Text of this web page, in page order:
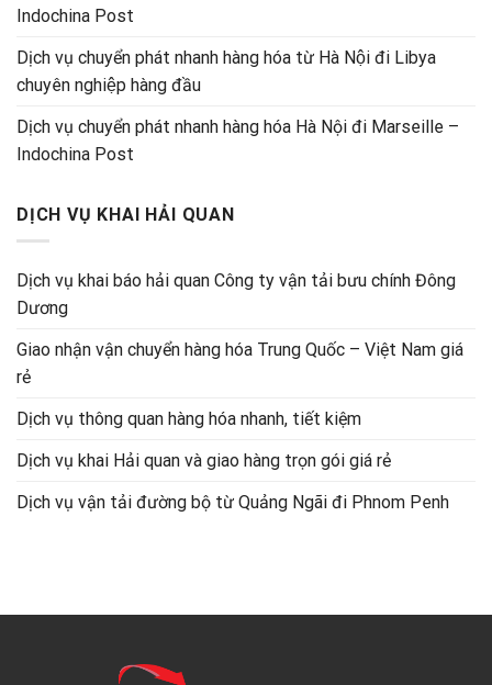
Indochina Post
Dịch vụ chuyển phát nhanh hàng hóa từ Hà Nội đi Libya
chuyên nghiệp hàng đầu
Dịch vụ chuyển phát nhanh hàng hóa Hà Nội đi Marseille –
Indochina Post
DỊCH VỤ KHAI HẢI QUAN
Dịch vụ khai báo hải quan Công ty vận tải bưu chính Đông
Dương
Giao nhận vận chuyển hàng hóa Trung Quốc – Việt Nam giá
rẻ
Dịch vụ thông quan hàng hóa nhanh, tiết kiệm
Dịch vụ khai Hải quan và giao hàng trọn gói giá rẻ
Dịch vụ vận tải đường bộ từ Quảng Ngãi đi Phnom Penh